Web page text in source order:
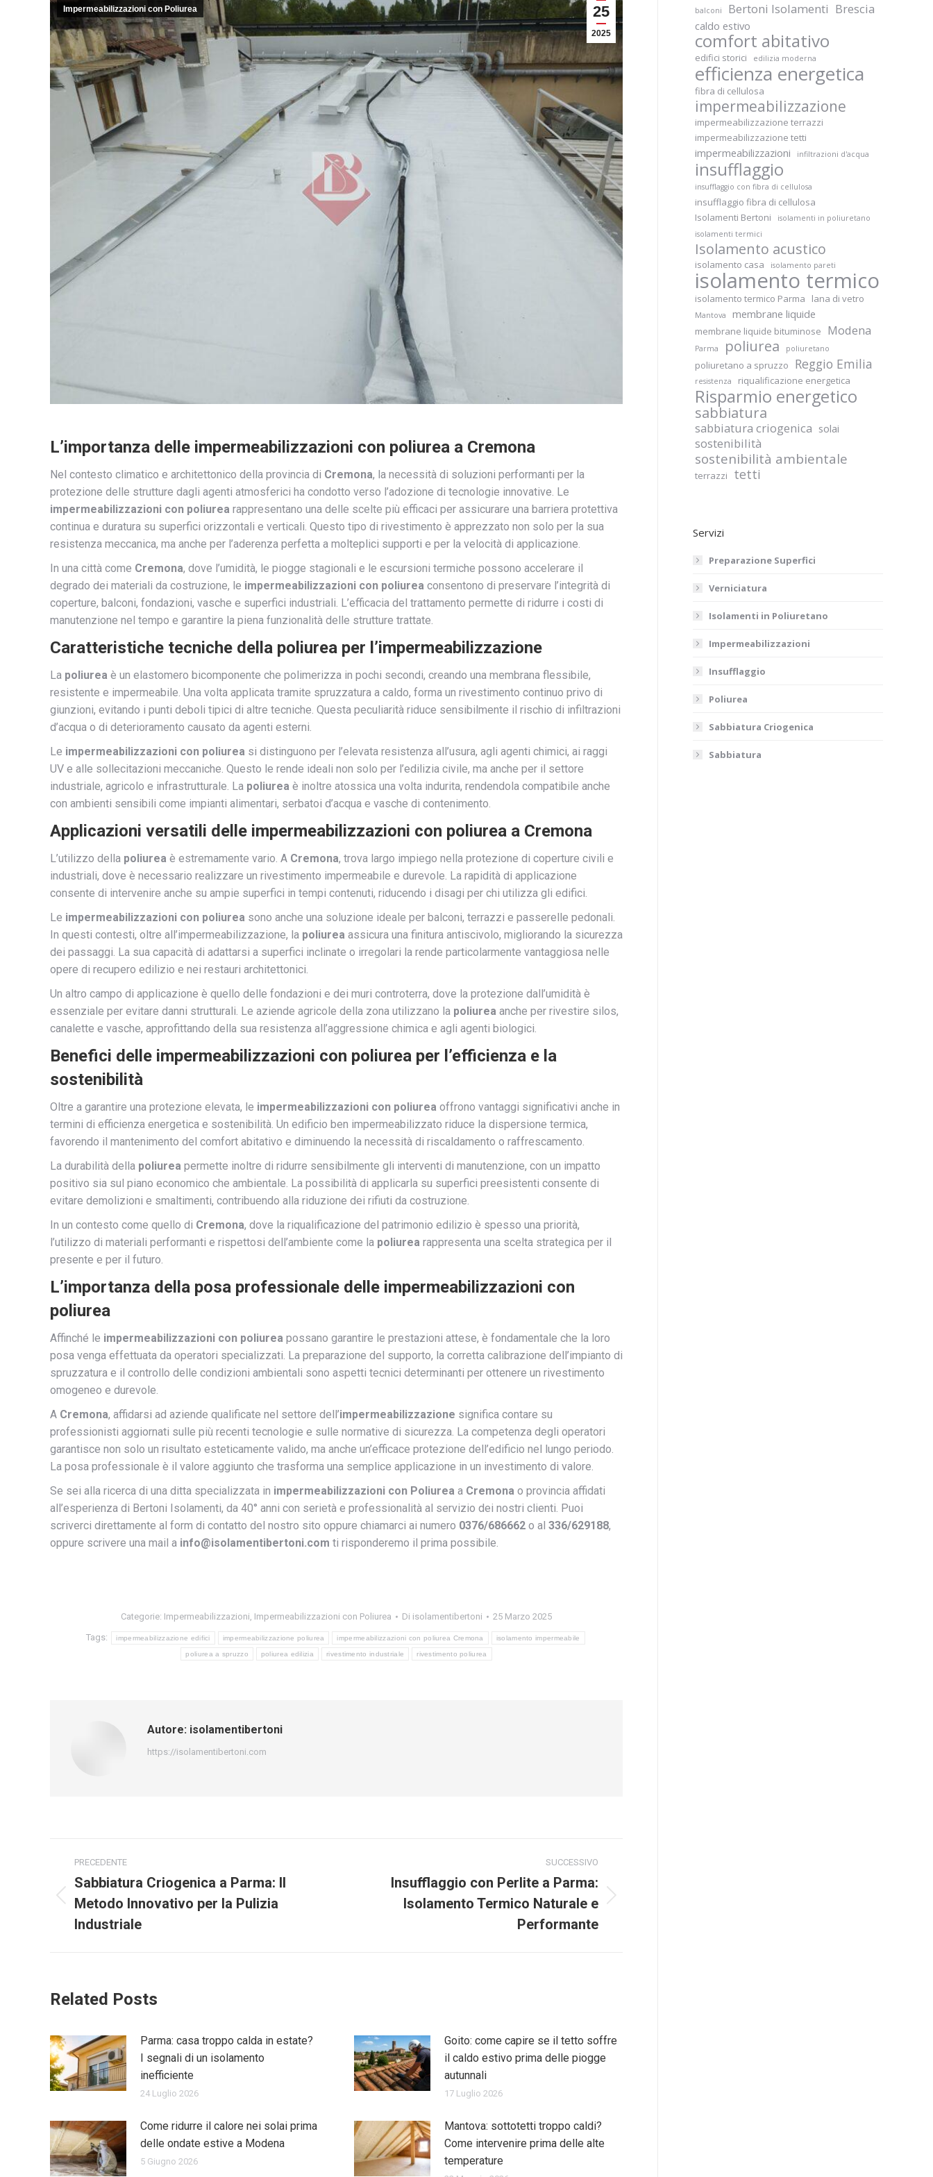
25
2025
Impermeabilizzazioni con Poliurea
L’importanza delle impermeabilizzazioni con poliurea a Cremona
Nel contesto climatico e architettonico della provincia di Cremona, la necessità di soluzioni performanti per la
protezione delle strutture dagli agenti atmosferici ha condotto verso l’adozione di tecnologie innovative. Le
impermeabilizzazioni con poliurea rappresentano una delle scelte più efficaci per assicurare una barriera protettiva
continua e duratura su superfici orizzontali e verticali. Questo tipo di rivestimento è apprezzato non solo per la sua
resistenza meccanica, ma anche per l’aderenza perfetta a molteplici supporti e per la velocità di applicazione.
In una città come Cremona, dove l’umidità, le piogge stagionali e le escursioni termiche possono accelerare il
degrado dei materiali da costruzione, le impermeabilizzazioni con poliurea consentono di preservare l’integrità di
coperture, balconi, fondazioni, vasche e superfici industriali. L’efficacia del trattamento permette di ridurre i costi di
manutenzione nel tempo e garantire la piena funzionalità delle strutture trattate.
Caratteristiche tecniche della poliurea per l’impermeabilizzazione
La poliurea è un elastomero bicomponente che polimerizza in pochi secondi, creando una membrana flessibile,
resistente e impermeabile. Una volta applicata tramite spruzzatura a caldo, forma un rivestimento continuo privo di
giunzioni, evitando i punti deboli tipici di altre tecniche. Questa peculiarità riduce sensibilmente il rischio di infiltrazioni
d’acqua o di deterioramento causato da agenti esterni.
Le impermeabilizzazioni con poliurea si distinguono per l’elevata resistenza all’usura, agli agenti chimici, ai raggi
UV e alle sollecitazioni meccaniche. Questo le rende ideali non solo per l’edilizia civile, ma anche per il settore
industriale, agricolo e infrastrutturale. La poliurea è inoltre atossica una volta indurita, rendendola compatibile anche
con ambienti sensibili come impianti alimentari, serbatoi d’acqua e vasche di contenimento.
Applicazioni versatili delle impermeabilizzazioni con poliurea a Cremona
L’utilizzo della poliurea è estremamente vario. A Cremona, trova largo impiego nella protezione di coperture civili e
industriali, dove è necessario realizzare un rivestimento impermeabile e durevole. La rapidità di applicazione
consente di intervenire anche su ampie superfici in tempi contenuti, riducendo i disagi per chi utilizza gli edifici.
Le impermeabilizzazioni con poliurea sono anche una soluzione ideale per balconi, terrazzi e passerelle pedonali.
In questi contesti, oltre all’impermeabilizzazione, la poliurea assicura una finitura antiscivolo, migliorando la sicurezza
dei passaggi. La sua capacità di adattarsi a superfici inclinate o irregolari la rende particolarmente vantaggiosa nelle
opere di recupero edilizio e nei restauri architettonici.
Un altro campo di applicazione è quello delle fondazioni e dei muri controterra, dove la protezione dall’umidità è
essenziale per evitare danni strutturali. Le aziende agricole della zona utilizzano la poliurea anche per rivestire silos,
canalette e vasche, approfittando della sua resistenza all’aggressione chimica e agli agenti biologici.
Benefici delle impermeabilizzazioni con poliurea per l’efficienza e la
sostenibilità
Oltre a garantire una protezione elevata, le impermeabilizzazioni con poliurea offrono vantaggi significativi anche in
termini di efficienza energetica e sostenibilità. Un edificio ben impermeabilizzato riduce la dispersione termica,
favorendo il mantenimento del comfort abitativo e diminuendo la necessità di riscaldamento o raffrescamento.
La durabilità della poliurea permette inoltre di ridurre sensibilmente gli interventi di manutenzione, con un impatto
positivo sia sul piano economico che ambientale. La possibilità di applicarla su superfici preesistenti consente di
evitare demolizioni e smaltimenti, contribuendo alla riduzione dei rifiuti da costruzione.
In un contesto come quello di Cremona, dove la riqualificazione del patrimonio edilizio è spesso una priorità,
l’utilizzo di materiali performanti e rispettosi dell’ambiente come la poliurea rappresenta una scelta strategica per il
presente e per il futuro.
L’importanza della posa professionale delle impermeabilizzazioni con
poliurea
Affinché le impermeabilizzazioni con poliurea possano garantire le prestazioni attese, è fondamentale che la loro
posa venga effettuata da operatori specializzati. La preparazione del supporto, la corretta calibrazione dell’impianto di
spruzzatura e il controllo delle condizioni ambientali sono aspetti tecnici determinanti per ottenere un rivestimento
omogeneo e durevole.
A Cremona, affidarsi ad aziende qualificate nel settore dell’impermeabilizzazione significa contare su
professionisti aggiornati sulle più recenti tecnologie e sulle normative di sicurezza. La competenza degli operatori
garantisce non solo un risultato esteticamente valido, ma anche un’efficace protezione dell’edificio nel lungo periodo.
La posa professionale è il valore aggiunto che trasforma una semplice applicazione in un investimento di valore.
Se sei alla ricerca di una ditta specializzata in impermeabilizzazioni con Poliurea a Cremona o provincia affidati
all’esperienza di Bertoni Isolamenti, da 40° anni con serietà e professionalità al servizio dei nostri clienti. Puoi
scriverci direttamente al form di contatto del nostro sito oppure chiamarci ai numero 0376/686662 o al 336/629188,
oppure scrivere una mail a info@isolamentibertoni.com ti risponderemo il prima possibile.
Categorie: Impermeabilizzazioni Impermeabilizzazioni con Poliurea Di isolamentibertoni 25 Marzo 2025
Tags: impermeabilizzazione edifici impermeabilizzazione poliurea impermeabilizzazioni con poliurea Cremona isolamento impermeabile
poliurea a spruzzo poliurea edilizia rivestimento industriale rivestimento poliurea
Autore: isolamentibertoni
https://isolamentibertoni.com
Naviga
tra
PRECEDENTE
Post
precedente:
Sabbiatura Criogenica a Parma: Il
Metodo Innovativo per la Pulizia
Industriale
SUCCESSIVO
Insufflaggio con Perlite a Parma:
Isolamento Termico Naturale e
Performante
Related Posts
Parma: casa troppo calda in estate?
I segnali di un isolamento
inefficiente
24 Luglio 2026
Goito: come capire se il tetto soffre
il caldo estivo prima delle piogge
autunnali
17 Luglio 2026
Come ridurre il calore nei solai prima
delle ondate estive a Modena
5 Giugno 2026
Mantova: sottotetti troppo caldi?
Come intervenire prima delle alte
temperature
balconi Bertoni Isolamenti Brescia
caldo estivo
comfort abitativo
edifici storici edilizia moderna
efficienza energetica
fibra di cellulosa
impermeabilizzazione
impermeabilizzazione terrazzi
impermeabilizzazione tetti
impermeabilizzazioni infiltrazioni d'acqua
insufflaggio
insufflaggio con fibra di cellulosa
insufflaggio fibra di cellulosa
Isolamenti Bertoni
isolamenti in poliuretano
isolamenti termici
Isolamento acustico
isolamento casa isolamento pareti
isolamento termico
isolamento termico Parma lana di vetro
Mantova membrane liquide
membrane liquide bituminose Modena
Parma poliurea poliuretano
poliuretano a spruzzo Reggio Emilia
resistenza riqualificazione energetica
Risparmio energetico
sabbiatura
sabbiatura criogenica solai
sostenibilità
sostenibilità ambientale
terrazzi tetti
Servizi
Preparazione Superfici
Verniciatura
Isolamenti in Poliuretano
Impermeabilizzazioni
Insufflaggio
Poliurea
Sabbiatura Criogenica
Sabbiatura